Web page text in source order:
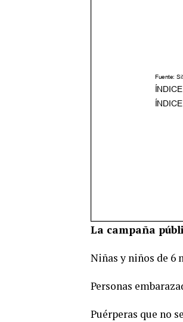
La campaña
Niñas y niños de 6
Personas
Puérperas que no